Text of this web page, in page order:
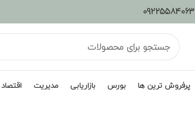
09225584063
پرفروش ترین ها بورس بازاریابی مدیریت اقتصاد